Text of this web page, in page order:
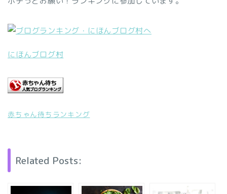
にほんブログ村
赤ちゃん待ちランキング
Related Posts: